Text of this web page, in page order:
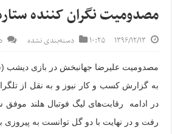
مصدومیت نگران کننده ستاره
۱۳۹۶/۱۲/۱۳ ۱۰:۲۵ دسته‌بندی نشده
مصدومیت علیرضا جهانبخش در بازی دیشب
به‌ گزارش ‌کسب و کار نیوز و ‌به نقل از
در ادامه‌ رقابت‌های لیگ فوتبال هلند
رفت و در نهایت با دو گل توانست به پیروزی